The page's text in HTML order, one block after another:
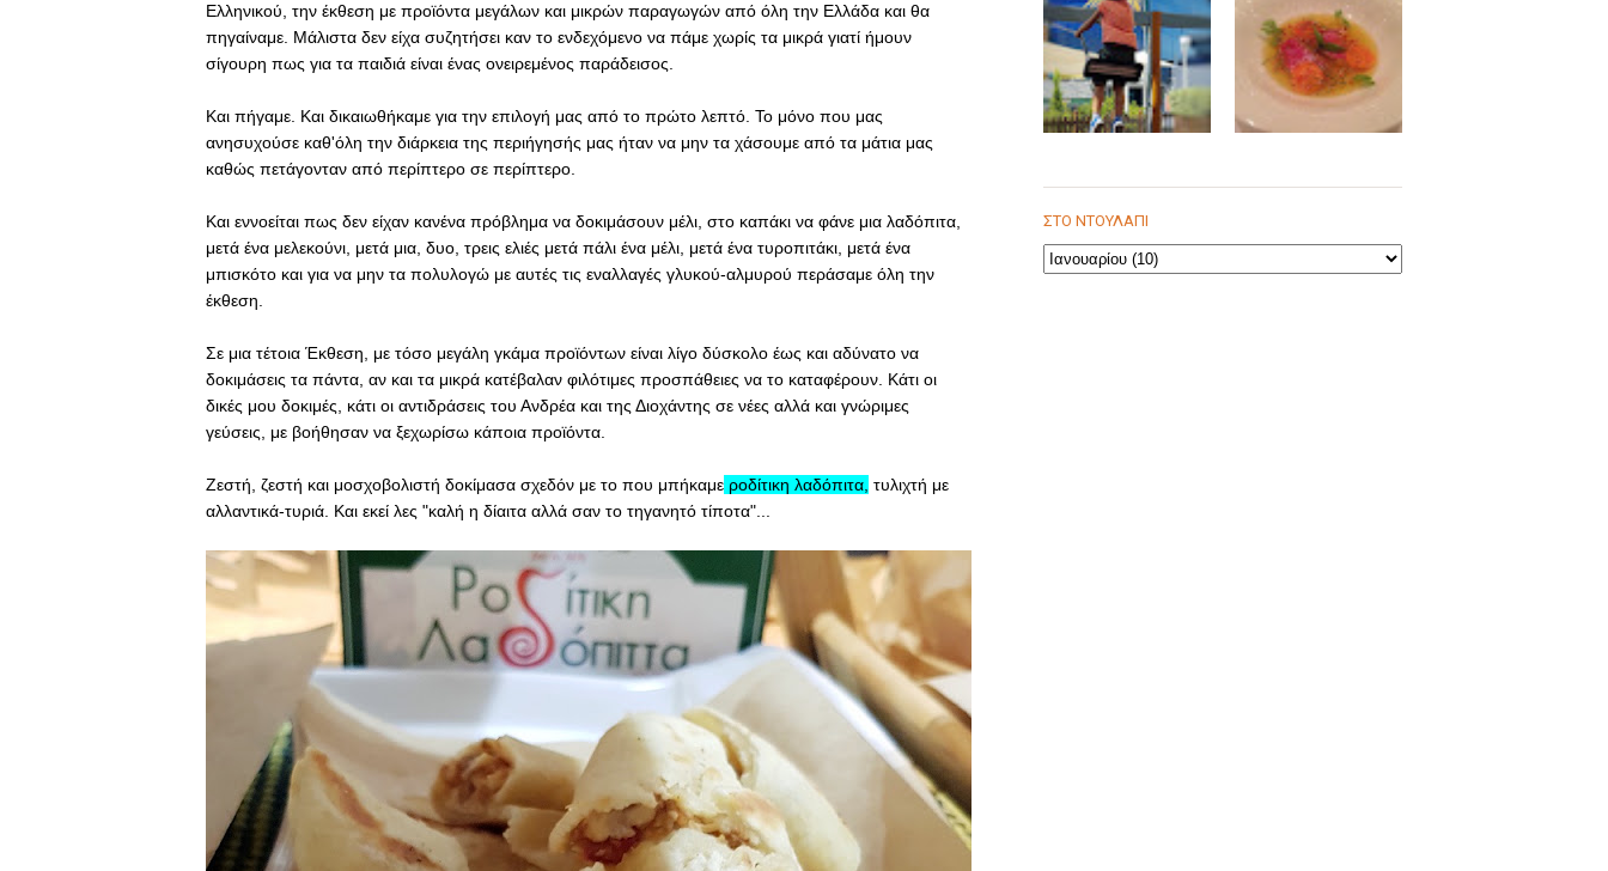
Ελληνικού, την έκθεση με προϊόντα μεγάλων και μικρών παραγωγών από όλη την Ελλάδα και θα
πηγαίναμε. Μάλιστα δεν είχα συζητήσει καν το ενδεχόμενο να πάμε χωρίς τα μικρά γιατί ήμουν
σίγουρη πως για τα παιδιά είναι ένας ονειρεμένος παράδεισος.
Και πήγαμε. Και δικαιωθήκαμε για την επιλογή μας από το πρώτο λεπτό. Το μόνο που μας
ανησυχούσε καθ'όλη την διάρκεια της περιήγησής μας ήταν να μην τα χάσουμε από τα μάτια μας
καθώς πετάγονταν από περίπτερο σε περίπτερο.
Και εννοείται πως δεν είχαν κανένα πρόβλημα να δοκιμάσουν μέλι, στο καπάκι να φάνε μια λαδόπιτα,
μετά ένα μελεκούνι, μετά μια, δυο, τρεις ελιές μετά πάλι ένα μέλι, μετά ένα τυροπιτάκι, μετά ένα
μπισκότο και για να μην τα πολυλογώ με αυτές τις εναλλαγές γλυκού-αλμυρού περάσαμε όλη την
έκθεση.
Σε μια τέτοια Έκθεση, με τόσο μεγάλη γκάμα προϊόντων είναι λίγο δύσκολο έως και αδύνατο να
δοκιμάσεις τα πάντα, αν και τα μικρά κατέβαλαν φιλότιμες προσπάθειες να το καταφέρουν. Κάτι οι
δικές μου δοκιμές, κάτι οι αντιδράσεις του Ανδρέα και της Διοχάντης σε νέες αλλά και γνώριμες
γεύσεις, με βοήθησαν να ξεχωρίσω κάποια προϊόντα.
Ζεστή, ζεστή και μοσχοβολιστή δοκίμασα σχεδόν με το που μπήκαμε ροδίτικη λαδόπιτα τυλιχτή με
αλλαντικά-τυριά. Και εκεί λες "καλή η δίαιτα αλλά σαν το τηγανητό τίποτα"...